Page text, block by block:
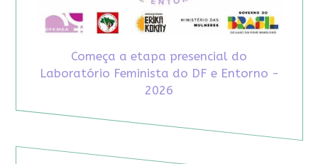
Começa a etapa presencial do
Laboratório Feminista do DF e Entorno -
2026